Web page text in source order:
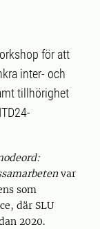
för att
inter- och
tillhörighet
var
som
där SLU
2020.